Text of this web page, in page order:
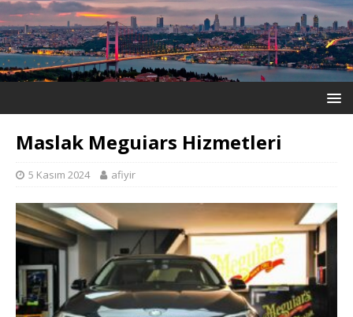
Maslak Meguiars Hizmetleri
5 Kasım 2024 afiyir